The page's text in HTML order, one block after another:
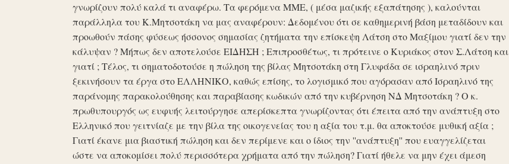
γνωρίζουν πολύ καλά τι αναφέρω. Τα φερόμενα ΜΜΕ, ( μέσα μαζικής εξαπάτησης ), καλούνται
παράλληλα του Κ.Μητσοτάκη να μας αναφέρουν: Δεδομένου ότι σε καθημερινή βάση μεταδίδουν και
προωθούν πάσης φύσεως ήσσονος σημασίας ζητήματα την επίσκεψη Λάτση στο Μαξίμου γιατί δεν την
κάλυψαν ? Μήπως δεν αποτελούσε ΕΙΔΗΣΗ ; Επιπροσθέτως, τι πρότεινε ο Κυριάκος στον Σ.Λάτση και
γιατί ; Τέλος, τι σηματοδοτούσε η πώληση της βίλας Μητσοτάκη στη Γλυφάδα σε ισραηλινό πριν
ξεκινήσουν τα έργα στο ΕΛΛΗΝΙΚΟ, καθώς επίσης, το λογισμικό που αγόρασαν από Ισραηλινό της
παράνομης παρακολούθησης και παραβίασης κωδικών από την κυβέρνηση ΝΔ Μητσοτάκη ? Ο κ.
πρωθυπουργός ως ευφυής λειτούργησε απερίσκεπτα γνωρίζοντας ότι έπειτα από την ανάπτυξη στο
Ελληνικό που γειτνίαζε με την βίλα της οικογενείας του η αξία του τ.μ. θα αποκτούσε μυθική αξία ;
Γιατί έκανε μια βιαστική πώληση και δεν περίμενε και ο ίδιος την ''ανάπτυξη'' που ευαγγελίζεται
ώστε να αποκομίσει πολύ περισσότερα χρήματα από την πώληση? Γιατί ήθελε να μην έχει άμεση